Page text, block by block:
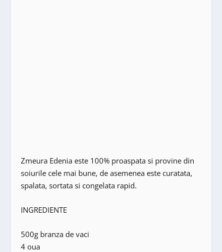
Zmeura Edenia este 100% proaspata si provine din
soiurile cele mai bune, de asemenea este curatata,
spalata, sortata si congelata rapid.
INGREDIENTE
500g branza de vaci
4 oua